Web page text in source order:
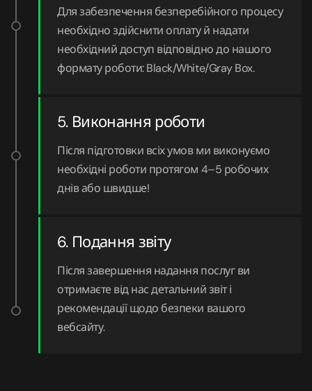
Для забезпечення безперебійного процесу
необхідно здійснити оплату й надати
необхідний доступ відповідно до нашого
формату роботи: Black/White/Gray Box.
5. Виконання роботи
Після підготовки всіх умов ми виконуємо
необхідні роботи протягом 4–5 робочих
днів або швидше!
6. Подання звіту
Після завершення надання послуг ви
отримаєте від нас детальний звіт і
рекомендації щодо безпеки вашого
вебсайту.